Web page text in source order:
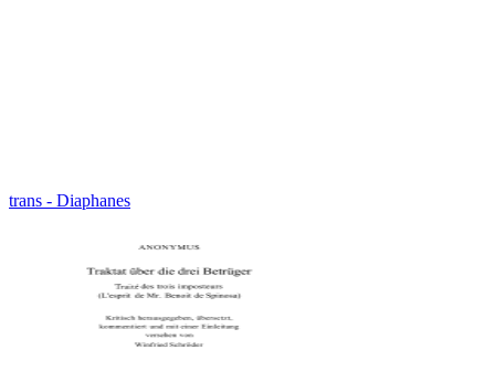
trans - Diaphanes